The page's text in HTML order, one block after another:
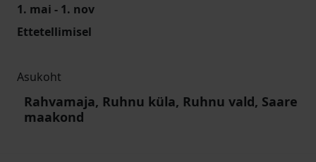
1. mai - 1. nov
Ettetellimisel
Asukoht
Rahvamaja, Ruhnu küla, Ruhnu vald, Saare
maakond